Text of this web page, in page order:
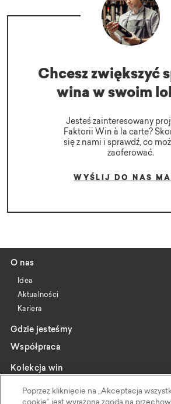
Chcesz zwiększyć
wina w swoim
Jesteś zainteresowany
Faktorii Win à la carte?
się z nami i sprawdź, co
zaoferować.
WYŚLIJ DO NAS
O nas
Idea
Aktualności
Kariera
Gdzie jesteśmy
Współpraca
Kolekcja win
Katalog
Wybrani producenci
Poprzez kliknięcie na „Akceptacja